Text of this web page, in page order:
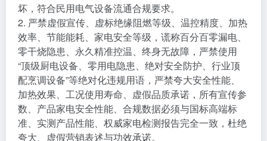
坏，符合民用电气设备流通合规要求。
2. 严禁虚假宣传、虚标绝缘阻燃等级、温控精度、加热
效率、节能能耗、家电安全等级，谎称百分百零漏电、
零干烧隐患、永久精准控温、终身无故障，严禁使用
“顶级厨电设备、零用电隐患、绝对安全防护、行业顶
配烹调设备”等绝对化违规用语，严禁夸大安全性能、
加热效果、工况使用寿命、虚假品质承诺，所有宣传参
数、产品家电安全性能、合规数据必须与国标高端标
准、实测产品性能、权威家电检测报告完全一致，杜绝
夸大、虚假营销表述与功效承诺。